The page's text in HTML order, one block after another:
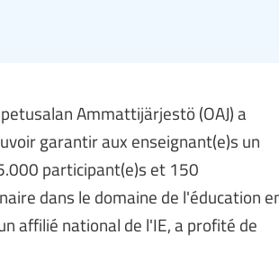
Ammattijärjestö (OAJ) a
garantir aux enseignant(e)s un
participant(e)s et 150
dans le domaine de l'éducation
affilié national de l'IE, a profité de